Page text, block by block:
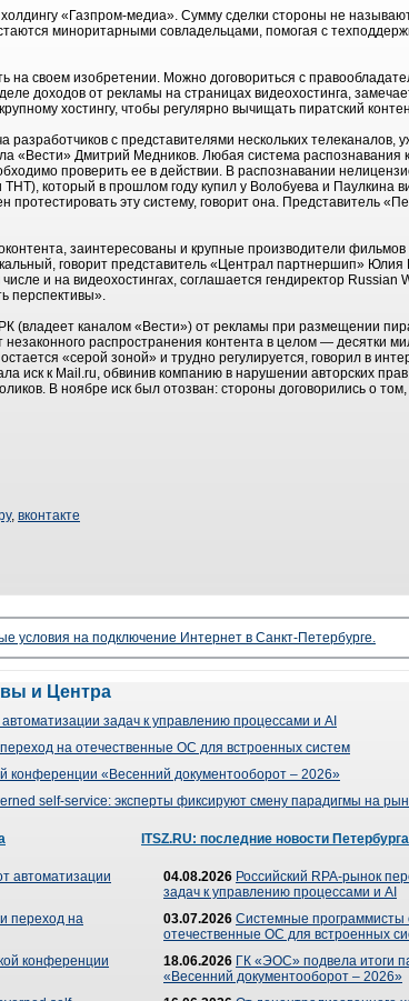
«Газпром-медиа». Сумму сделки стороны не
миноритарными совладельцами, помогая с
на своем изобретении. Можно договориться с
доходов от рекламы на страницах видеохостинга,
хостингу, чтобы регулярно вычищать пиратский
разработчиков с представителями нескольких телеканалов,
«Вести» Дмитрий Медников. Любая система распознавания
проверить ее в действии. В распознавании
который в прошлом году купил у Волобуева и Паулкина
эту систему, говорит она. Представитель
заинтересованы и крупные производители
говорит представитель «Централ партнершип» Юлия
и на видеохостингах, соглашается гендиректор
перспективы».
(владеет каналом «Вести») от рекламы при размещении
распространения контента в целом — десятки
«серой зоной» и трудно регулируется, говорил в
иск к Mail.ru, обвинив компанию в нарушении авторских
В ноябре иск был отозван: стороны договорились о том,
, вконтакте
условия на подключение Интернет в Санкт-Петербурге.
и Центра
задач к управлению процессами и AI
на отечественные ОС для встроенных систем
конференции «Весенний документооборот – 2026»
self-service: эксперты фиксируют смену парадигмы на
автоматизации
переход на
конференции
ITSZ.RU: последние новости Петербурга
04.08.2026 Российский RPA-рынок
задач к управлению процессами и AI
03.07.2026 Системные программисты
отечественные ОС для встроенных
18.06.2026 ГК «ЭОС» подвела итоги
«Весенний документооборот – 2026»